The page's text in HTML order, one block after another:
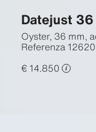
Datejust 36
Oyster, 36 mm,
Referenza
€ 14.850